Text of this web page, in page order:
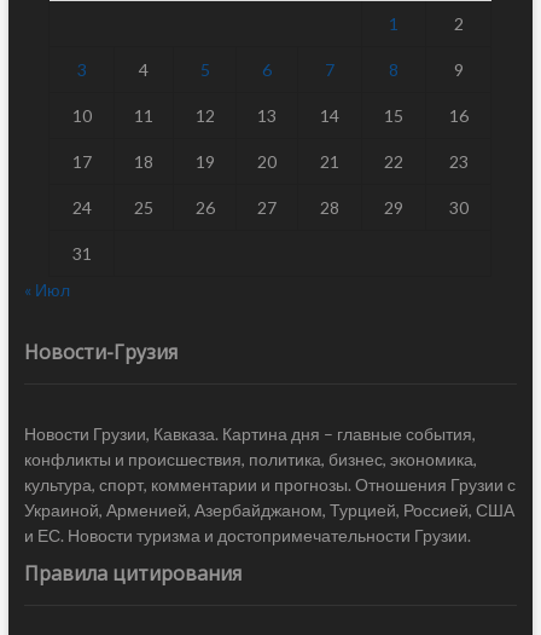
1 2
3 4 5 6 7 8 9
10 11 12 13 14 15 16
17 18 19 20 21 22 23
24 25 26 27 28 29 30
31
« Июл
Новости-Грузия
Новости Грузии, Кавказа. Картина дня – главные события,
конфликты и происшествия, политика, бизнес, экономика,
культура, спорт, комментарии и прогнозы. Отношения Грузии с
Украиной, Арменией, Азербайджаном, Турцией, Россией, США
и ЕС. Новости туризма и достопримечательности Грузии.
Правила цитирования